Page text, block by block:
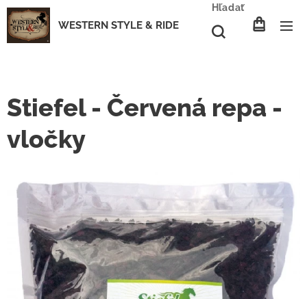
WESTERN STYLE & RIDE
Hľadať
Stiefel - Červená repa -
vločky